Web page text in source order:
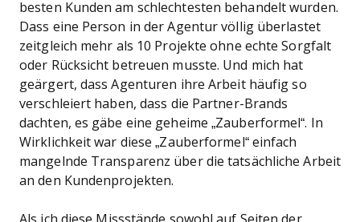
besten Kunden am schlechtesten behandelt wurden.
Dass eine Person in der Agentur völlig überlastet
zeitgleich mehr als 10 Projekte ohne echte Sorgfalt
oder Rücksicht betreuen musste. Und mich hat
geärgert, dass Agenturen ihre Arbeit häufig so
verschleiert haben, dass die Partner-Brands
dachten, es gäbe eine geheime „Zauberformel“. In
Wirklichkeit war diese „Zauberformel“ einfach
mangelnde Transparenz über die tatsächliche Arbeit
an den Kundenprojekten.
Als ich diese Missstände sowohl auf Seiten der